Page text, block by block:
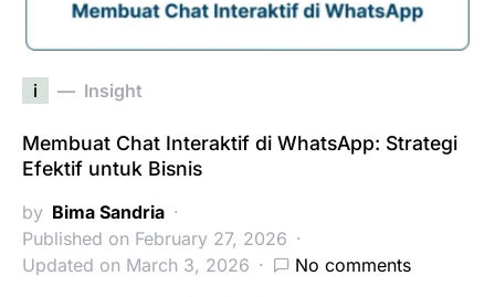
i Insight
Membuat Chat Interaktif di WhatsApp: Strategi
Efektif untuk Bisnis
by Bima Sandria
Published on February 27, 2026
Updated on March 3, 2026
No comments